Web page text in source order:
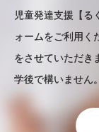
児童発達支援【る
ォームをご利用く
をさせていただき
学後で構いません